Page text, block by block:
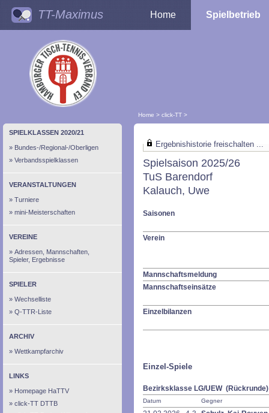
TT-Maximus Home Spielbetrieb
Home > click-TT >
SPIELKLASSEN 2020/21
Bundes-/Regional-/Oberligen
Verbandsspielklassen
VERANSTALTUNGEN
Turniere
mini-Meisterschaften
VEREINE
Adressen, Mannschaften,
Spieler, Ergebnisse
SPIELER
Wechselliste
Q-TTR-Liste
ARCHIV
Wettkampfarchiv
LINKS
Homepage HaTTV
click-TT DTTB
Ergebnishistorie freischalten ...
Spielsaison 2025/26
TuS Barendorf
Kalauch, Uwe
Saisonen
Verein
Mannschaftsmeldung
Mannschaftseinsätze
Einzelbilanzen
Einzel-Spiele
Bezirksklasse LG/UEW (Rückrunde)
Datum Gegner